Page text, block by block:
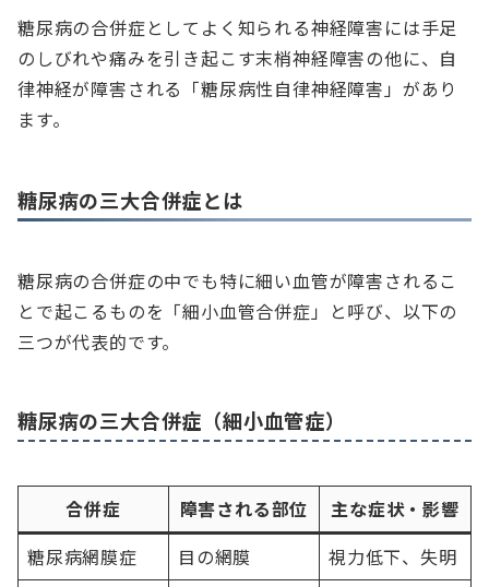
糖尿病の合併症としてよく知られる神経障害には手足
のしびれや痛みを引き起こす末梢神経障害の他に、自
律神経が障害される「糖尿病性自律神経障害」があり
ます。
糖尿病の三大合併症とは
糖尿病の合併症の中でも特に細い血管が障害されるこ
とで起こるものを「細小血管合併症」と呼び、以下の
三つが代表的です。
糖尿病の三大合併症（細小血管症）
合併症 障害される部位
主な症状・影響
糖尿病網膜症
目の網膜 視力低下、失明